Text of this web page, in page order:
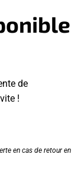
de
!
en cas de retour en